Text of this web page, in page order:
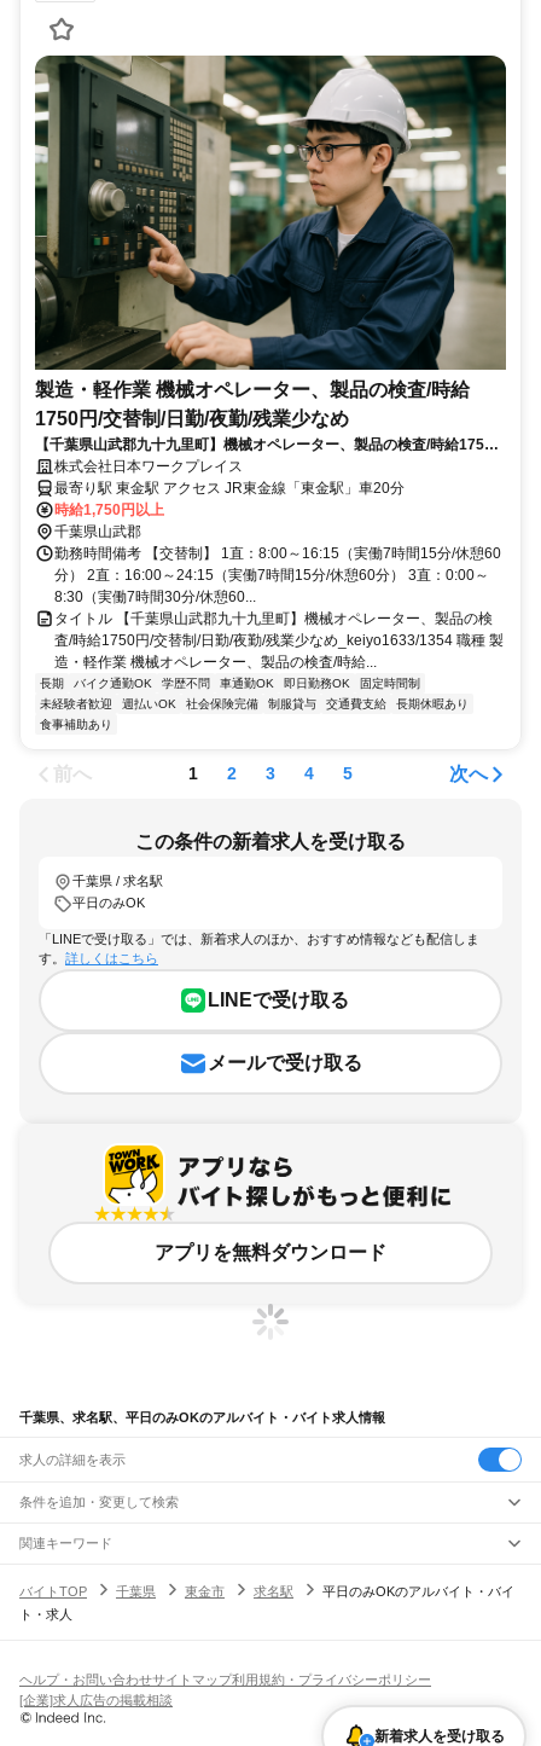
製造・軽作業 機械オペレーター、製品の検査/時給
1750円/交替制/日勤/夜勤/残業少なめ
【千葉県山武郡九十九里町】機械オペレーター、製品の検査/時給1750
円/交替制/日勤/夜勤/残業少なめ_keiyo1633/1354
株式会社日本ワークプレイス
最寄り駅 東金駅 アクセス JR東金線「東金駅」車20分
時給1,750円以上
千葉県山武郡
勤務時間備考 【交替制】 1直：8:00～16:15（実働7時間15分/休憩60
分） 2直：16:00～24:15（実働7時間15分/休憩60分） 3直：0:00～
8:30（実働7時間30分/休憩60...
タイトル 【千葉県山武郡九十九里町】機械オペレーター、製品の検
査/時給1750円/交替制/日勤/夜勤/残業少なめ_keiyo1633/1354 職種 製
造・軽作業 機械オペレーター、製品の検査/時給...
長期 バイク通勤OK 学歴不問 車通勤OK 即日勤務OK
固定時間制
未経験者歓迎
週払いOK 社会保険完備 制服貸与 交通費支給
長期休暇あり
食事補助あり
前へ 1 2 3 4 5 次へ
この条件の新着求人を受け取る
千葉県 / 求名駅
平日のみOK
「LINEで受け取る」では、新着求人のほか、おすすめ情報なども配信しま
す。 詳しくはこちら
LINEで受け取る
メールで受け取る
アプリを無料ダウンロード
千葉県、求名駅、平日のみOKのアルバイト・バイト求人情報
求人の詳細を表示
条件を追加・変更して検索
市区町村を追加・変更
千葉県すべて
千葉市
旭市習志野市柏市勝浦市市原市流山市八千代市我孫子市鴨川市鎌ケ谷市
君津市富津市浦安市 印西市白井市富里市南房総市
匝瑳市香取市 印旛郡 香取郡山武郡 長生郡夷隅郡
駅を追加・変更
JR中央・総武線
市川駅本八幡駅下総中山駅 津田沼駅幕張本郷駅幕張駅
新検見川駅
職種を追加・変更
飲食・フードサービスすべて
ホールスタッフキッチンスタッフ
パン屋（ベーカリー）
バー（BAR）・バーテンダー
飲食店（店長・マネージャー）
人気
日払いOK高校生歓迎 髪型・髪色自由
留学生・外国人活躍中
雇用形態を追加・変更
関連キーワード
バイトTOP
千葉県 東金市 求名駅
平日のみOKのアルバイト・バイ
ト・求人
新着求人を受け取る
ヘルプ・お問い合わせサイトマップ利用規約・プライバシーポリシー
[企業]求人広告の掲載相談